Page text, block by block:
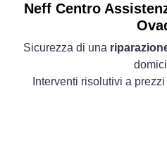
Neff Centro
Sicurezza di una
Interventi risolutivi a